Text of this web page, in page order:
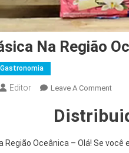
Na Região
Editor Leave A Comment
Região Oceânica – Olá! Se